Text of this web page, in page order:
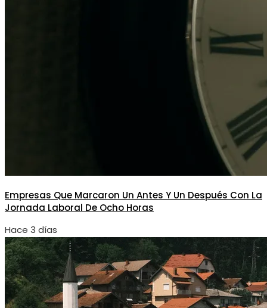
Empresas Que Marcaron Un Antes Y Un Después Con La
Jornada Laboral De Ocho Horas
Hace 3 días